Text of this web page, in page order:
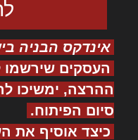
אינדקס הבניה
העסקים שירשמו
ההרצה, ימשיכו
סיום הפיתוח.
כיצד אוסיף את